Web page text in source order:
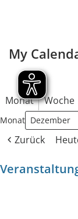
My
Monat Woche
Monat
Zurück